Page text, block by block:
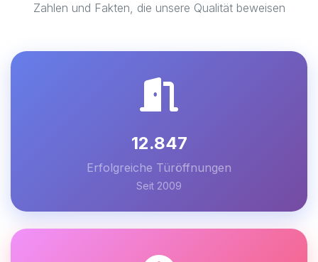
Zahlen und Fakten, die unsere Qualität beweisen
12.847
Erfolgreiche Türöffnungen
Seit 2009